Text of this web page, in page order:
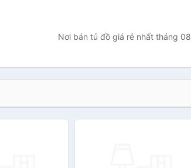
Nơi bán tủ đồ giá rẻ nhất tháng